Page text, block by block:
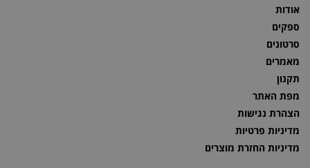
אודות
ספקים
סרטונים
מאמרים
תקנון
מפת האתר
הצהרת נגישות
מדיניות פרטיות
מדיניות החזרת מוצרים